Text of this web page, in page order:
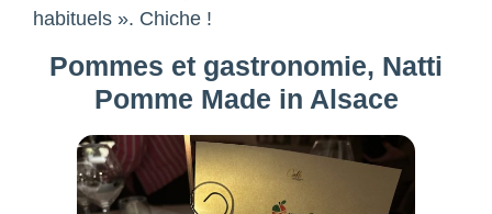
habituels ». Chiche !
Pommes et gastronomie, Natti
Pomme Made in Alsace